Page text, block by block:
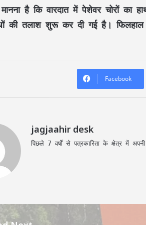
है कि वारदात में पेशेवर चोरों
की तलाश शुरू कर दी गई है।
Facebook
jagjaahir desk
पिछले 7 वर्षों से पत्रकारिता के क्षेत्र में